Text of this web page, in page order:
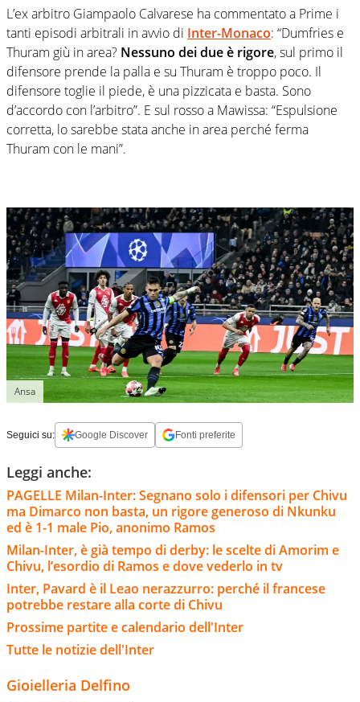
L’ex arbitro Giampaolo Calvarese ha commentato a Prime i
tanti episodi arbitrali in avvio di Inter-Monaco: “Dumfries e
Thuram giù in area? Nessuno dei due è rigore, sul primo il
difensore prende la palla e su Thuram è troppo poco. Il
difensore toglie il piede, è una pizzicata e basta. Sono
d’accordo con l’arbitro”. E sul rosso a Mawissa: “Espulsione
corretta, lo sarebbe stata anche in area perché ferma
Thuram con le mani”.
Ansa
Seguici su: Google Discover Fonti preferite
Leggi anche:
PAGELLE Milan-Inter: Segnano solo i difensori per Chivu
ma Dimarco non basta, un rigore generoso di Nkunku
ed è 1-1 male Pio, anonimo Ramos
Milan-Inter, è già tempo di derby: le scelte di Amorim e
Chivu, l’esordio di Ramos e dove vederlo in tv
Inter, Pavard è il Leao nerazzurro: perché il francese
potrebbe restare alla corte di Chivu
Prossime partite e calendario dell'Inter
Tutte le notizie dell'Inter
Gioielleria Delfino